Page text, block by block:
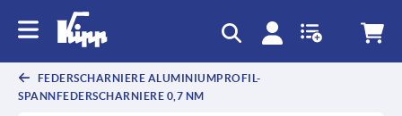
FEDERSCHARNIERE ALUMINIUMPROFIL-
SPANNFEDERSCHARNIERE 0,7 NM